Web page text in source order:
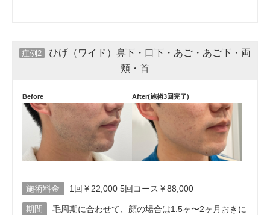
症例2
ひげ（ワイド）鼻下・口下・あご・あご下・両
頬・首
Before After(施術3回完了)
施術料金 1回￥22,000 5回コース￥88,000
期間
毛周期に合わせて、顔の場合は1.5ヶ〜2ヶ月おきに